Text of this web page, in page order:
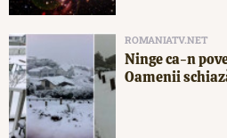
ROMANIATV.NET
Ninge ca-n
Oamenii